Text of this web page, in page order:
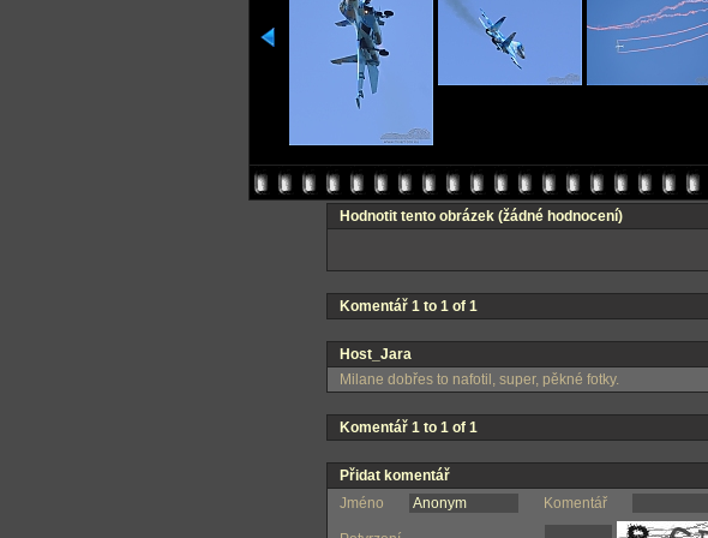
Hodnotit tento obrázek (žádné hodnocení)
Komentář 1 to 1 of 1
Host_Jara
Milane dobřes to nafotil, super, pěkné fotky.
Komentář 1 to 1 of 1
Přidat komentář
Jméno
Komentář